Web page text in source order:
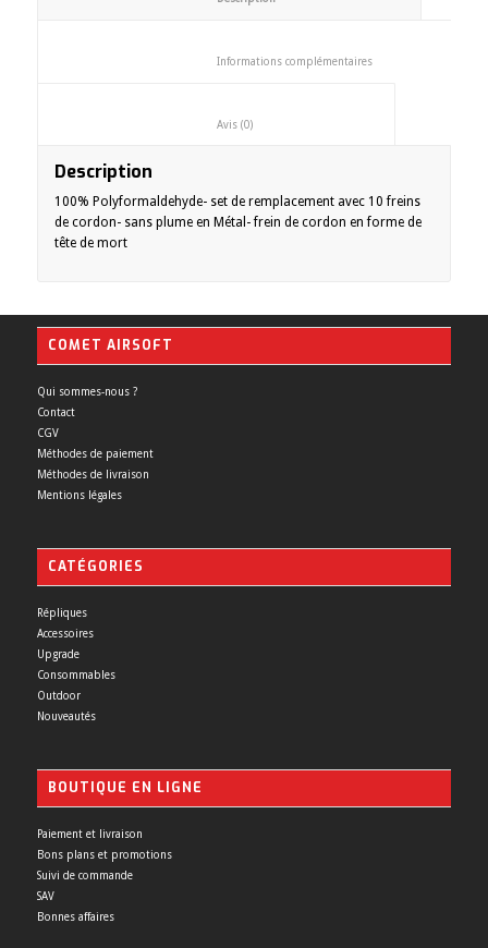
Informations
						Avis (0)
Description
100% Polyformaldehyde- set de remplacement avec 10 freins
de cordon- sans plume en Métal- frein de cordon en forme de
tête de mort
COMET AIRSOFT
Qui sommes-nous ?
Contact
CGV
Méthodes de paiement
Méthodes de livraison
Mentions légales
CATÉGORIES
Répliques
Accessoires
Upgrade
Consommables
Outdoor
Nouveautés
BOUTIQUE EN LIGNE
Paiement et livraison
Bons plans et promotions
Suivi de commande
SAV
Bonnes affaires